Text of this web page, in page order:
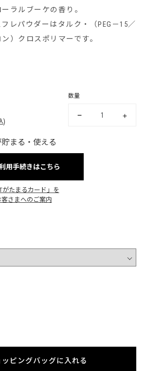
ラルブーケの香り。
レパウダーはタルク・（PEG－15／
）クロスポリマーです。
)
数量
貯まる・使える
用手続きはこちら
がたまるカード」を
客さまへのご案内
ッピングバッグに入れる